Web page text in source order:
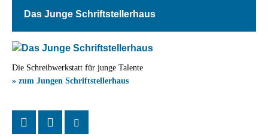
Das Junge Schriftstellerhaus
Die Schreibwerkstatt für junge Talente
» zum Jungen Schriftstellerhaus